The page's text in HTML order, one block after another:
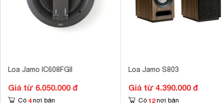
Loa Jamo IC608FGII
Giá từ 6.050.000 đ
Có 4 nơi bán
Loa Jamo S803
Giá từ 4.390.000 đ
Có 12 nơi bán